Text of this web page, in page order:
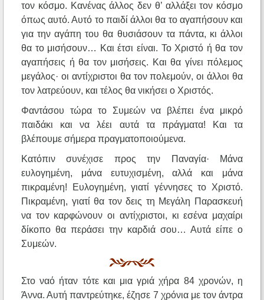
τον κόσμο. Κανένας άλλος δεν θ’ αλλάξει τον κόσμο
όπως αυτό. Αυτό το παιδί άλλοι θα το αγαπήσουν και
για την αγάπη του θα θυσιάσουν τα πάντα, κι άλλοι
θα το μισήσουν… Και έτσι είναι. Το Χριστό ή θα τον
αγαπήσεις ή θα τον μισήσεις. Και θα γίνει πόλεμος
μεγάλος· οι αντίχριστοι θα τον πολεμούν, οι άλλοι θα
τον λατρεύουν, και τέλος θα νικήσει ο Χριστός.
Φαντάσου τώρα το Συμεών να βλέπει ένα μικρό
παιδάκι και να λέει αυτά τα πράγματα! Και τα
βλέπουμε σήμερα πραγματοποιούμενα.
Κατόπιν συνέχισε προς την Παναγία· Μάνα
ευλογημένη, μάνα ευτυχισμένη, αλλά και μάνα
πικραμένη! Ευλογημένη, γιατί γέννησες το Χριστό.
Πικραμένη, γιατί θα τον δεις τη Μεγάλη Παρασκευή
να τον καρφώνουν οι αντίχριστοι, κι εσένα μαχαίρι
δίκοπο θα περάσει την καρδιά σου… Αυτά είπε ο
Συμεών.
Στο ναό ήταν τότε και μια γριά χήρα 84 χρονών, η
Άννα. Αυτή παντρεύτηκε, έζησε 7 χρόνια με τον άντρα